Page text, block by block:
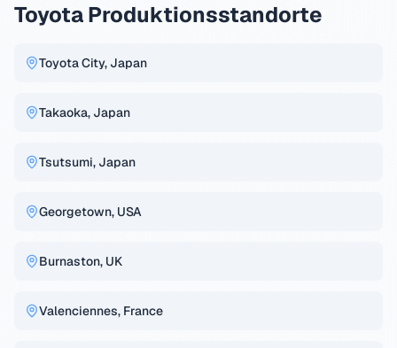
ToyotaProduktionsstandorte
Toyota City, Japan
Takaoka, Japan
Tsutsumi, Japan
Georgetown, USA
Burnaston, UK
Valenciennes, France